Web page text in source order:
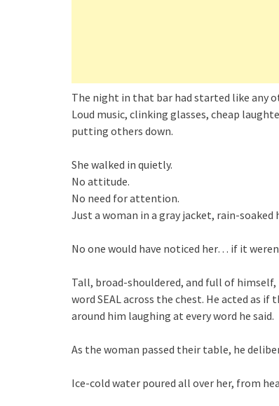
The night in that bar had started like any
Loud music, clinking glasses, cheap
putting others down.
She walked in quietly.
No attitude.
No need for attention.
Just a woman in a gray jacket, rain-soaked
No one would have noticed her… if it
Tall, broad-shouldered, and full of
word SEAL across the chest. He acted as
around him laughing at every word he said.
As the woman passed their table, he
Ice-cold water poured all over her, from